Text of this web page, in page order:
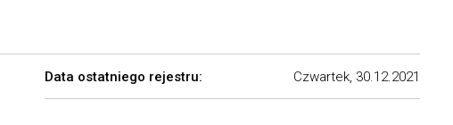
Data ostatniego rejestru: Czwartek, 30.12.2021